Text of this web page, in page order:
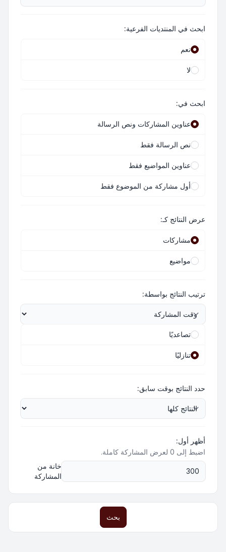
ابحث في المنتديات الفرعية:
نعم
لا
ابحث في:
عناوين المشاركات ونص الرسالة
نص الرسالة فقط
عناوين المواضيع فقط
أول مشاركة من الموضوع فقط
عرض النتائج كـ:
مشاركات
مواضيع
ترتيب النتائج بواسطة:
تصاعديًا
تنازليًا
حدد النتائج بوقت سابق:
أظهر أول:
اضبط إلى 0 لعرض المشاركة كاملة.
خانة من
المشاركة
بحث